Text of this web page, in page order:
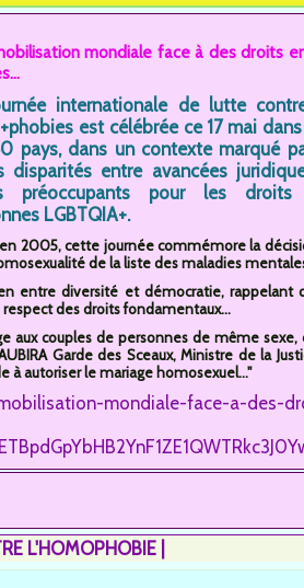
mondiale face à des droits
internationale de lutte
est célébrée ce 17 mai
pays, dans un contexte marqué
disparités entre avancées
préoccupants pour les droits
LGBTQIA+.
2005, cette journée commémore la
de la liste des maladies
entre diversité et démocratie, rappelant
des droits fondamentaux...
aux couples de personnes de même sexe,
Garde des Sceaux, Ministre de la
à autoriser le mariage homosexuel..."
mondiale-face-a-des-
L'HOMOPHOBIE